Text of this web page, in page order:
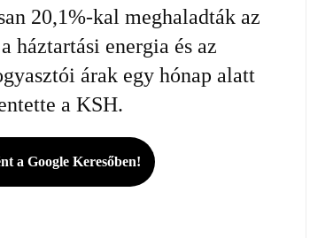
20,1%-kal meghaladták az
háztartási energia és az
árak egy hónap alatt
a KSH.
a Google Keresőben!